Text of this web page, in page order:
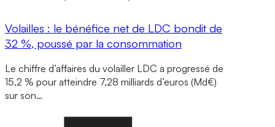
Volailles : le bénéfice net de LDC bondit de
32 %, poussé par la consommation
Le chiffre d’affaires du volailler LDC a progressé de
15,2 % pour atteindre 7,28 milliards d’euros (Md€)
sur son…